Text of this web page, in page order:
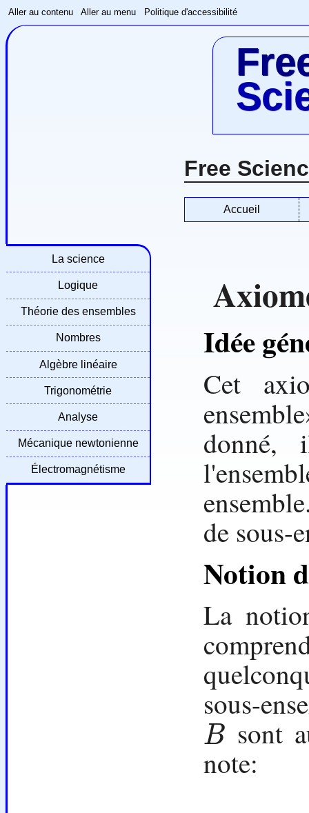
Aller au contenu Aller au menu Politique d'accessibilité
Free
Accueil
La science
Logique
Théorie des ensembles
Nombres
Algèbre linéaire
Trigonométrie
Analyse
Mécanique newtonienne
Électromagnétisme
Idée
Cet
donné,
de sous-
Notion
La
sous-
B
B
sont
note: